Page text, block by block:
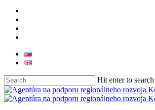
Hit enter to
Close
Search